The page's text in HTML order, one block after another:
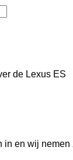
de Lexus ES
in en wij